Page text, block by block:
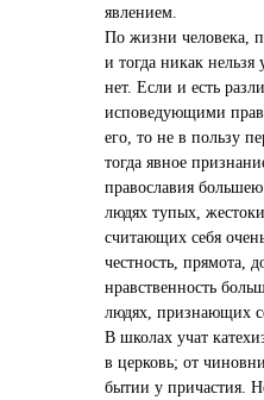
явлением.
По жизни человека,
и тогда никак
нет. Если и есть
исповедующими
его, то не в пользу
тогда явное
православия
людях тупых,
считающих себя
честность, прямота,
нравственность
людях, признающих
В школах учат
в церковь; от
бытии у причастия.